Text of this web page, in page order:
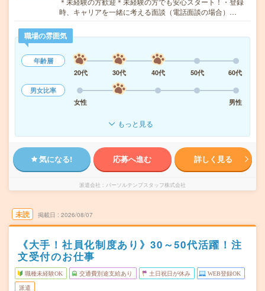
時、キャリアを一緒に考える面談（電話面談の場合）…
職場の雰囲気
年齢層
20代
30代 40代 50代
60代
男女比率
女性
男性
もっと見る
気になる! 応募へ進む 詳しく見る
派遣会社 パーソルテンプスタッフ株式会社
未読 掲載日 2026/08/07
《大手！社員化制度あり》30～50代活躍！注
文受付のお仕事
職種未経験OK 交通費別途支給あり 土日祝日が休み WEB登録OK
派遣